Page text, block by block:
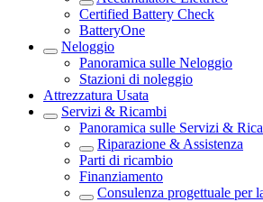
Certified Battery Check
BatteryOne
Neloggio
Panoramica sulle Neloggio
Stazioni di noleggio
Attrezzatura Usata
Servizi & Ricambi
Panoramica sulle Servizi &
Riparazione & Assistenza
Parti di ricambio
Finanziamento
Consulenza progettuale per